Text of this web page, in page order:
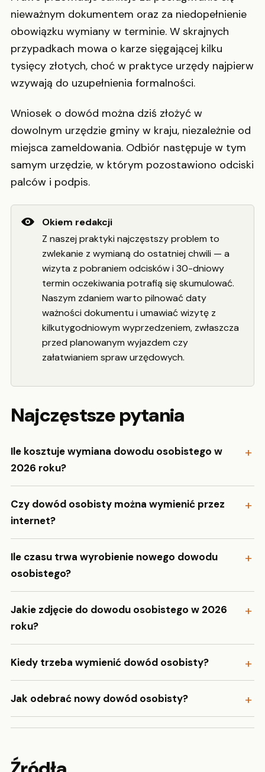
nieważnym dokumentem oraz za niedopełnienie
obowiązku wymiany w terminie. W skrajnych
przypadkach mowa o karze sięgającej kilku
tysięcy złotych, choć w praktyce urzędy najpierw
wzywają do uzupełnienia formalności.
Wniosek o dowód można dziś złożyć w
dowolnym urzędzie gminy w kraju, niezależnie od
miejsca zameldowania. Odbiór następuje w tym
samym urzędzie, w którym pozostawiono odciski
palców i podpis.
Okiem redakcji
Z naszej praktyki najczęstszy problem to
zwlekanie z wymianą do ostatniej chwili — a
wizyta z pobraniem odcisków i 30-dniowy
termin oczekiwania potrafią się skumulować.
Naszym zdaniem warto pilnować daty
ważności dokumentu i umawiać wizytę z
kilkutygodniowym wyprzedzeniem, zwłaszcza
przed planowanym wyjazdem czy
załatwianiem spraw urzędowych.
Najczęstsze pytania
Ile kosztuje wymiana dowodu osobistego w
2026 roku?
Czy dowód osobisty można wymienić przez
internet?
Ile czasu trwa wyrobienie nowego dowodu
osobistego?
Jakie zdjęcie do dowodu osobistego w 2026
roku?
Kiedy trzeba wymienić dowód osobisty?
Jak odebrać nowy dowód osobisty?